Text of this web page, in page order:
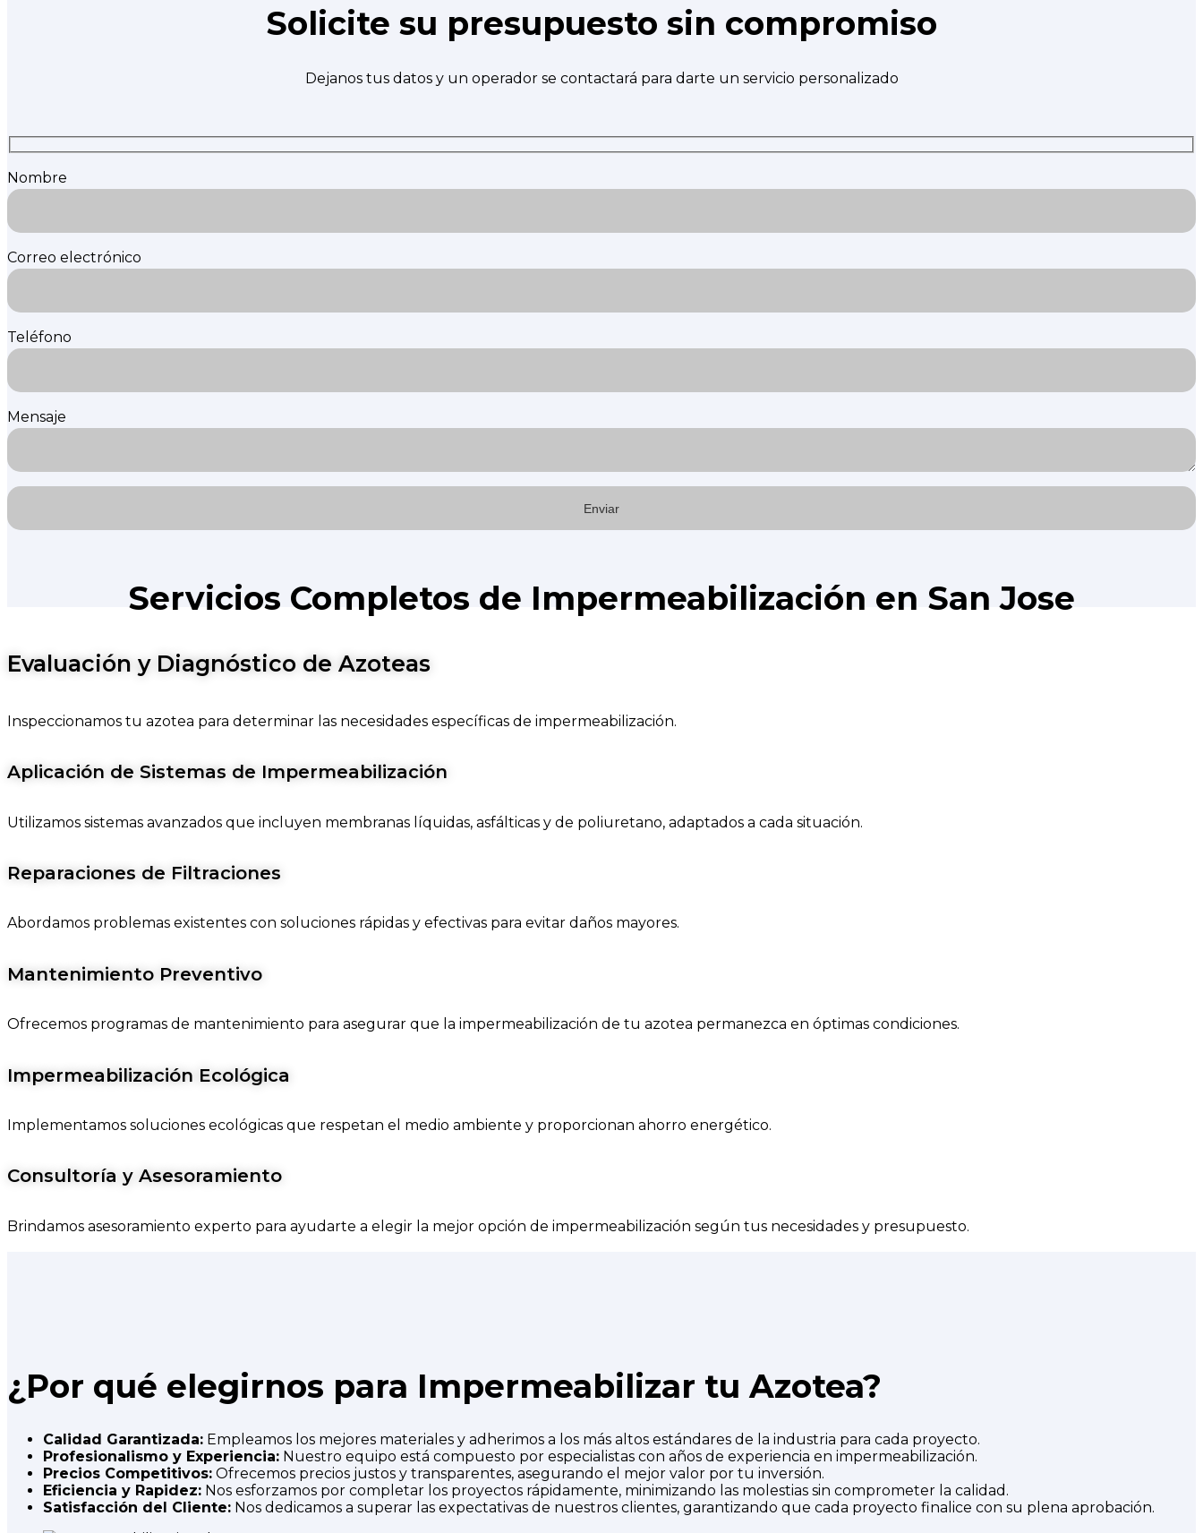
Solicite su presupuesto sin compromiso
Dejanos tus datos y un operador se contactará para darte un servicio personalizado
Nombre
Correo electrónico
Teléfono
Mensaje
Servicios Completos de Impermeabilización en San Jose
Evaluación y Diagnóstico de Azoteas
Inspeccionamos tu azotea para determinar las necesidades específicas de impermeabilización.
Aplicación de Sistemas de Impermeabilización
Utilizamos sistemas avanzados que incluyen membranas líquidas, asfálticas y de poliuretano, adaptados a cada situación.
Reparaciones de Filtraciones
Abordamos problemas existentes con soluciones rápidas y efectivas para evitar daños mayores.
Mantenimiento Preventivo
Ofrecemos programas de mantenimiento para asegurar que la impermeabilización de tu azotea permanezca en óptimas condiciones.
Impermeabilización Ecológica
Implementamos soluciones ecológicas que respetan el medio ambiente y proporcionan ahorro energético.
Consultoría y Asesoramiento
Brindamos asesoramiento experto para ayudarte a elegir la mejor opción de impermeabilización según tus necesidades y presupuesto.
¿Por qué elegirnos para Impermeabilizar tu Azotea?
Calidad Garantizada: Empleamos los mejores materiales y adherimos a los más altos estándares de la industria para cada proyecto.
Profesionalismo y Experiencia: Nuestro equipo está compuesto por especialistas con años de experiencia en impermeabilización.
Precios Competitivos: Ofrecemos precios justos y transparentes, asegurando el mejor valor por tu inversión.
Eficiencia y Rapidez: Nos esforzamos por completar los proyectos rápidamente, minimizando las molestias sin comprometer la calidad.
Satisfacción del Cliente: Nos dedicamos a superar las expectativas de nuestros clientes, garantizando que cada proyecto finalice con su plena aprobación.